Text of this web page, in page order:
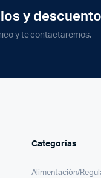
y
y te contactaremos.
Categorías
Alimentación/